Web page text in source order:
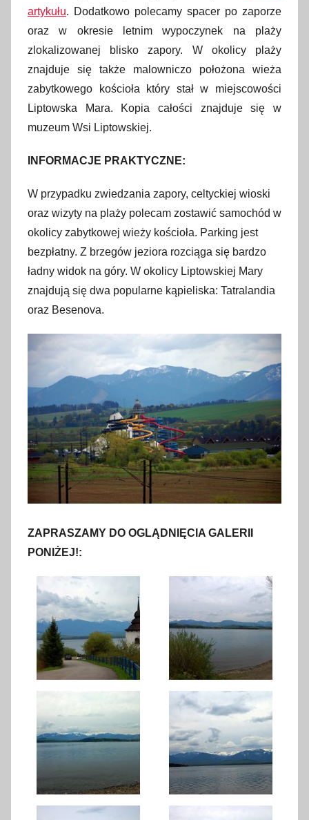
artykułu. Dodatkowo polecamy spacer po zaporze
oraz w okresie letnim wypoczynek na plaży
zlokalizowanej blisko zapory. W okolicy plaży
znajduje się także malowniczo położona wieża
zabytkowego kościoła który stał w miejscowości
Liptowska Mara. Kopia całości znajduje się w
muzeum Wsi Liptowskiej.
INFORMACJE PRAKTYCZNE:
W przypadku zwiedzania zapory, celtyckiej wioski
oraz wizyty na plaży polecam zostawić samochód w
okolicy zabytkowej wieży kościoła. Parking jest
bezpłatny. Z brzegów jeziora rozciąga się bardzo
ładny widok na góry. W okolicy Liptowskiej Mary
znajdują się dwa popularne kąpieliska: Tatralandia
oraz Besenova.
ZAPRASZAMY DO OGLĄDNIĘCIA GALERII
PONIŻEJ!: